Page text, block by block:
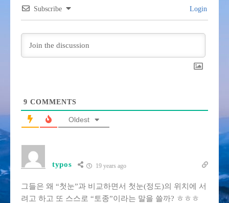
Subscribe Login
9 COMMENTS
Oldest
typos 19 years ago
그들은 왜 “첫눈”과 비교하면서 첫눈(정도)의 위치에 서
려고 하고 또 스스로 “토종”이라는 말을 쓸까? ㅎㅎㅎ